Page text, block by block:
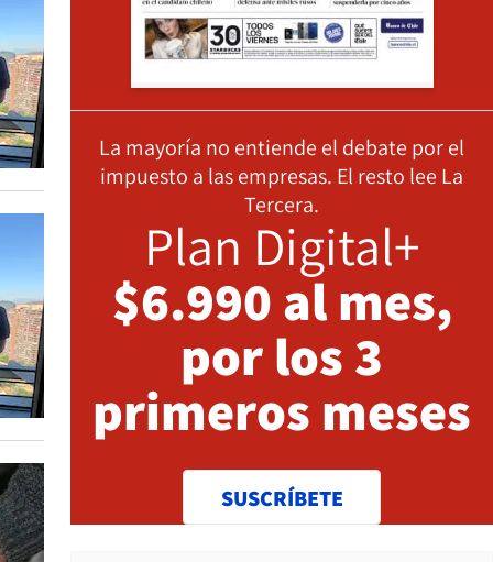
La mayoría no entiende el debate por el
impuesto a las empresas. El resto lee La
Tercera.
Plan Digital+
$6.990 al mes,
por los 3
primeros meses
SUSCRÍBETE